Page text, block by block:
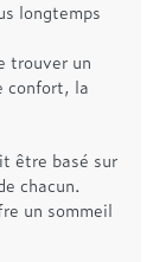
longtemps
trouver un
confort, la
être basé sur
chacun.
un sommeil